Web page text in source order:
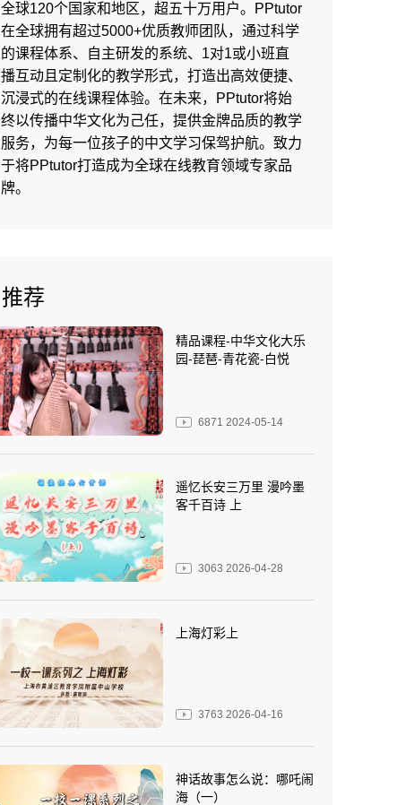
全球120个国家和地区，超五十万用户。PPtutor
在全球拥有超过5000+优质教师团队，通过科学
的课程体系、自主研发的系统、1对1或小班直
播互动且定制化的教学形式，打造出高效便捷、
沉浸式的在线课程体验。在未来，PPtutor将始
终以传播中华文化为己任，提供金牌品质的教学
服务，为每一位孩子的中文学习保驾护航。致力
于将PPtutor打造成为全球在线教育领域专家品
牌。
推荐
精品课程-中华文化大乐
园-琵琶-青花瓷-白悦
6871 2024-05-14
遥忆长安三万里 漫吟墨
客千百诗 上
3063 2026-04-28
上海灯彩上
3763 2026-04-16
神话故事怎么说：哪吒闹
海（一）